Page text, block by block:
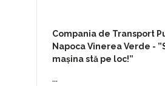
Compania de Transport
NapocaVinerea Verde -
mașina stă pe loc!”
...